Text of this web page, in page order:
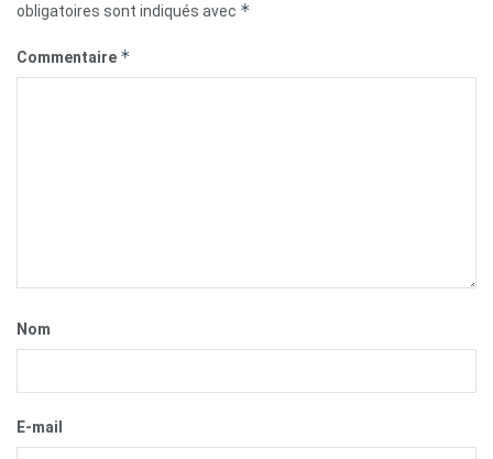
obligatoires sont indiqués avec *
Commentaire *
Nom
E-mail